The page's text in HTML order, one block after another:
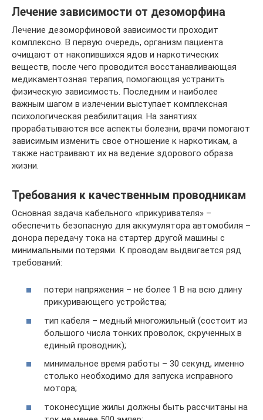
Лечение зависимости от дезоморфина
Лечение дезоморфиновой зависимости проходит
комплексно. В первую очередь, организм пациента
очищают от накопившихся ядов и наркотических
веществ, после чего проводится восстанавливающая
медикаментозная терапия, помогающая устранить
физическую зависимость. Последним и наиболее
важным шагом в излечении выступает комплексная
психологическая реабилитация. На занятиях
прорабатываются все аспекты болезни, врачи помогают
зависимым изменить свое отношение к наркотикам, а
также настраивают их на ведение здорового образа
жизни.
Требования к качественным проводникам
Основная задача кабельного «прикуривателя» –
обеспечить безопасную для аккумулятора автомобиля –
донора передачу тока на стартер другой машины с
минимальными потерями. К проводам выдвигается ряд
требований:
потери напряжения – не более 1 В на всю длину
прикуривающего устройства;
тип кабеля – медный многожильный (состоит из
большого числа тонких проволок, скрученных в
единый проводник);
минимальное время работы – 30 секунд, именно
столько необходимо для запуска исправного
мотора;
токонесущие жилы должны быть рассчитаны на